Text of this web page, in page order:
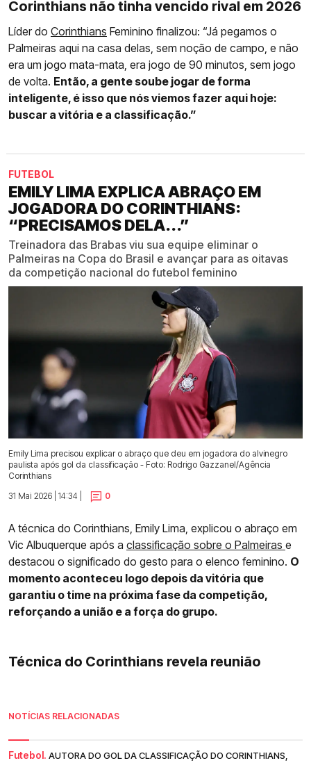
Corinthians não tinha vencido rival em 2026
Líder do Corinthians Feminino finalizou: “Já pegamos o
Palmeiras aqui na casa delas, sem noção de campo, e não
era um jogo mata-mata, era jogo de 90 minutos, sem jogo
de volta. Então, a gente soube jogar de forma
inteligente, é isso que nós viemos fazer aqui hoje:
buscar a vitória e a classificação.”
FUTEBOL
EMILY LIMA EXPLICA ABRAÇO EM
JOGADORA DO CORINTHIANS:
“PRECISAMOS DELA...”
Treinadora das Brabas viu sua equipe eliminar o
Palmeiras na Copa do Brasil e avançar para as oitavas
da competição nacional do futebol feminino
Emily Lima precisou explicar o abraço que deu em jogadora do alvinegro
paulista após gol da classificação - Foto: Rodrigo Gazzanel/Agência
Corinthians
31 Mai 2026 | 14:34 |
0
A técnica do Corinthians, Emily Lima, explicou o abraço em
Vic Albuquerque após a classificação sobre o Palmeiras e
destacou o significado do gesto para o elenco feminino. O
momento aconteceu logo depois da vitória que
garantiu o time na próxima fase da competição,
reforçando a união e a força do grupo.
Técnica do Corinthians revela reunião
NOTÍCIAS RELACIONADAS
Futebol. AUTORA DO GOL DA CLASSIFICAÇÃO DO CORINTHIANS,